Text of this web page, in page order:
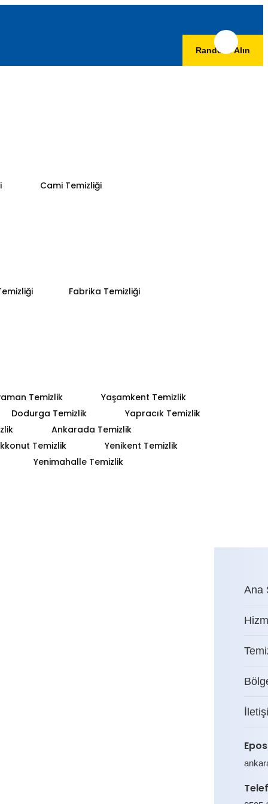
Randevu Alın
Cami Temizliği
Fabrika Temizliği
Temizlik
Yaşamkent Temizlik
Dodurga Temizlik
Yapracık Temizlik
Ankarada Temizlik
Temizlik
Yenikent Temizlik
Yenimahalle Temizlik
Ana